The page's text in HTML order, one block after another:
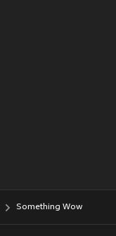
Something Wow